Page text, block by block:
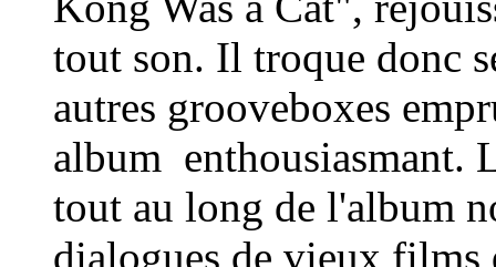
tout son. Il troque donc
autres grooveboxes
album enthousiasmant.
tout au long de l'album
dialogues de vieux